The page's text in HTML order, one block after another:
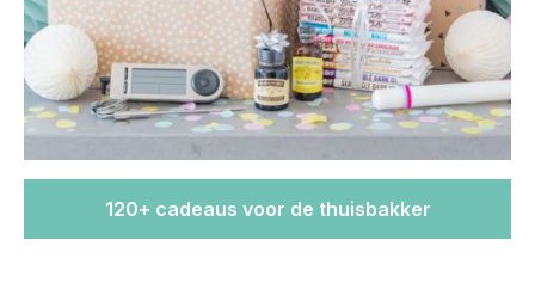
120+ cadeaus voor de thuisbakker